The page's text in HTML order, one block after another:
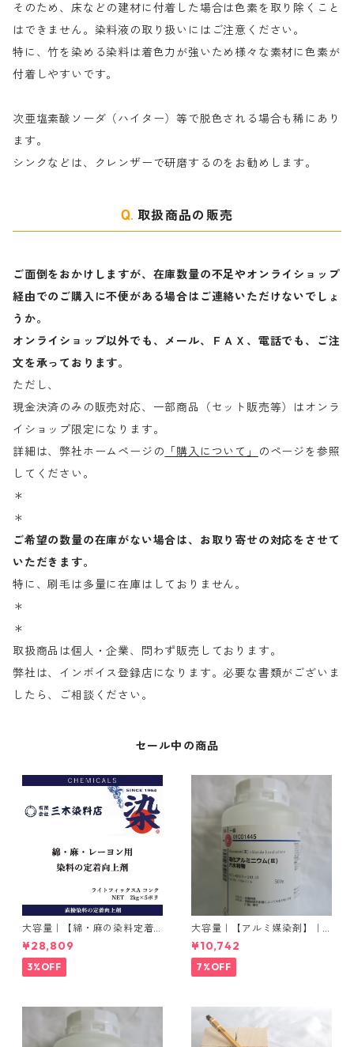
ハ行
マ行
綿・麻を染める染料
絹・羊毛を染める染料
そのため、床などの建材に付着した場合は色素を取り除くこと
はできません。染料液の取り扱いにはご注意ください。
特に、竹を染める染料は着色力が強いため様々な素材に色素が
付着しやすいです。
次亜塩素酸ソーダ（ハイター）等で脱色される場合も稀にあり
ます。
シンクなどは、クレンザーで研磨するのをお勧めします。
取扱商品の販売
ご面倒をおかけしますが、在庫数量の不足やオンライショップ
経由でのご購入に不便がある場合はご連絡いただけないでしょ
うか。
オンライショップ以外でも、メール、ＦＡＸ、電話でも、ご注
文を承っております。
ただし、
現金決済のみの販売対応、一部商品（セット販売等）はオンラ
イショップ限定になります。
詳細は、弊社ホームページの 「購入について」
のページを参照
してください。
＊
＊
ご希望の数量の在庫がない場合は、お取り寄せの対応をさせて
いただきます。
特に、刷毛は多量に在庫はしておりません。
＊
＊
取扱商品は個人・企業、問わず販売しております。
弊社は、インボイス登録店になります。必要な書類がございま
したら、ご相談ください。
セール中の商品
大容量｜【綿・麻の染料定着
向上剤】｜2kg×5本｜ライト
フィックスAコンク
¥28,809
3%OFF
大容量｜【アルミ媒染剤】｜5
00g−3本入り｜塩化アルミニ
ウム
¥10,742
7%OFF